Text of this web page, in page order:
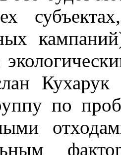
Кухарук
по